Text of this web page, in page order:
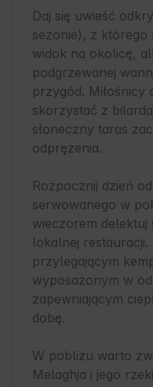
Daj się uwieść
sezonie), z którego
widok na okolicę,
podgrzewanej
przygód. Miłośnicy
skorzystać z
słoneczny taras
odprężenia.
Rozpocznij dzień
serwowanego w
wieczorem
lokalnej restauracji.
przylegającym
wyposażonym w
zapewniającym
dobę.
W pobliżu warto
Melaghja i jego